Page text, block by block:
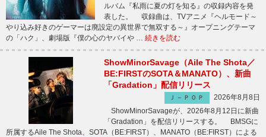
ルバム『私雨に夏の灯を知る』の収録内容を発
表した。 収録曲は、TVアニメ『ヘルモード～
やり込み好きのゲーマーは廃設定の異世界で無双する～』オープニングテーマ
の「ハク」、劇場版『僕の心のヤバイや … 続きを読む
ShowMinorSavage（Aile The Shota／
BE:FIRSTのSOTA＆MANATO）、新曲
「Gradation」配信リリース
Ｊ－ＰＯＰ
2026年8月8日
ShowMinorSavageが、2026年8月12日に新曲
「Gradation」を配信リリースする。 BMSGに
所属するAile The Shota、SOTA（BE:FIRST）、MANATO（BE:FIRST）による